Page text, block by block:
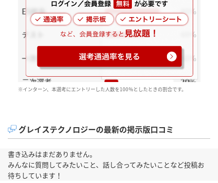
※インターン、本選考にエントリーした人数を100％としたときの割合です。
グレイステクノロジーの最新の掲示版口コミ
書き込みはまだありません。
みんなに質問してみたいこと、話し合ってみたいことなど投稿お
待ちしています！